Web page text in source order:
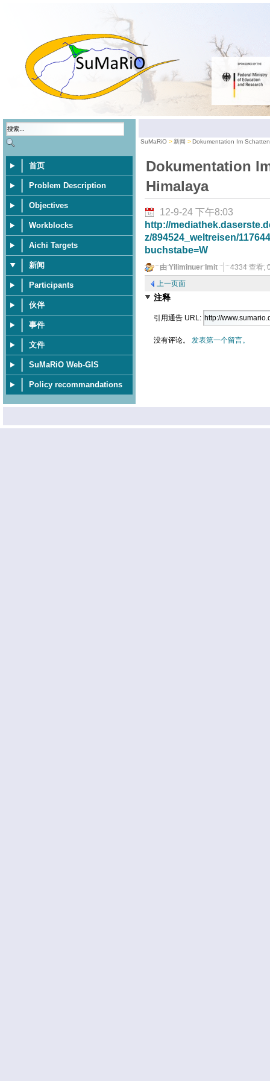
首页
Problem Description
Objectives
Workblocks
Aichi Targets
新闻
Participants
伙伴
事件
文件
SuMaRiO Web-GIS
Policy recommandations
SuMaRiO 新闻 Dokumentation Im
Dokumentation
Himalaya
12-9-24 下午8:03
http://
z/894524_weltreisen/
buchstabe=W
由 Yiliminuer Imit 4334 查看,
上一页面
注释
引用通告 URL:
没有评论。 发表第一个留言。